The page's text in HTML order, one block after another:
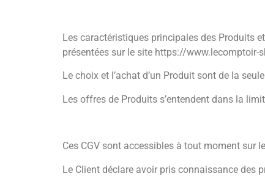
Les caractéristiques principales des Produits
présentées sur le site https://www.lecomptoir-
Le choix et l’achat d’un Produit sont de la
Les offres de Produits s’entendent dans la
Ces CGV sont accessibles à tout moment
Le Client déclare avoir pris connaissance des